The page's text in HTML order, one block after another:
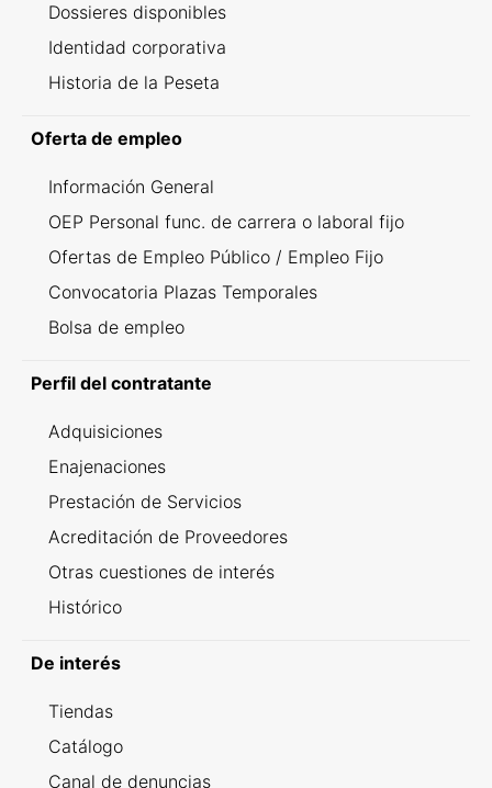
Dossieres disponibles
Identidad corporativa
Historia de la Peseta
Oferta de empleo
Información General
OEP Personal func. de carrera o laboral fijo
Ofertas de Empleo Público / Empleo Fijo
Convocatoria Plazas Temporales
Bolsa de empleo
Perfil del contratante
Adquisiciones
Enajenaciones
Prestación de Servicios
Acreditación de Proveedores
Otras cuestiones de interés
Histórico
De interés
Tiendas
Catálogo
Canal de denuncias